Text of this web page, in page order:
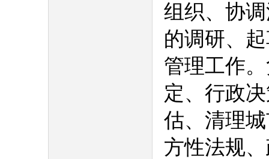
组织、协
的调研、
管理工作
定、行政
估、清理
方性法规